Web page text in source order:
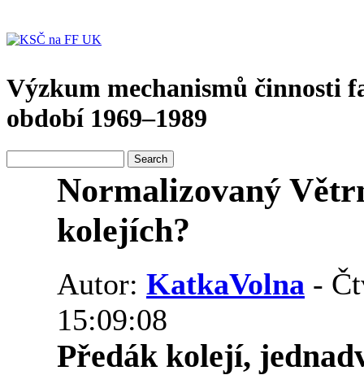
Výzkum mechanismů činnosti
období 1969–1989
Normalizovaný
kolejích?
Autor: KatkaVolna -
15:09:08
Předák kolejí,